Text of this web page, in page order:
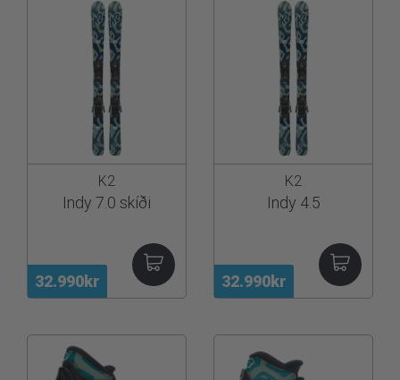
32.990kr
K2
Indy 7.0 skíði
32.990kr
K2
Indy 4.5